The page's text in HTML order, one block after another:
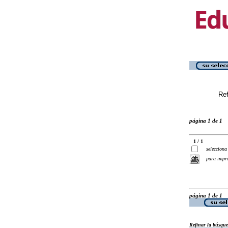
página 1 de 1
1 / 1
selecciona
para
página 1 de 1
Refinar la